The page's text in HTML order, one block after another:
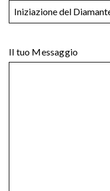
Il tuo Messaggio